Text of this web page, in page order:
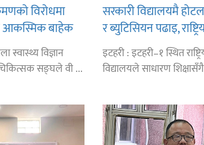
विरोधमा
आकस्मिक बाहेक
स्वास्थ्य विज्ञान
चिकित्सक सङ्घले वी ...
सरकारी विद्यालयमै
र ब्युटिसियन पढाइ,
विद्यार्थीको आकर्षण
इटहरी : इटहरी–१ स्थित
विद्यालयले साधारण